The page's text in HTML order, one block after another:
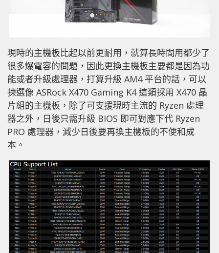
現時的主機板比起以前更耐用，就算長時間用都少了
很多爆電容的問題，因此更換主機板主要都是因為功
能或者升級處理器，打算升級 AM4 平台的話，可以
揀選像 ASRock X470 Gaming K4 這類採用 X470 晶
片組的主機板，除了可支援現時主流的 Ryzen 處理
器之外，日後只需升級 BIOS 即可對應下代 Ryzen
PRO 處理器，減少日後要再換主機板的不便和成
本。